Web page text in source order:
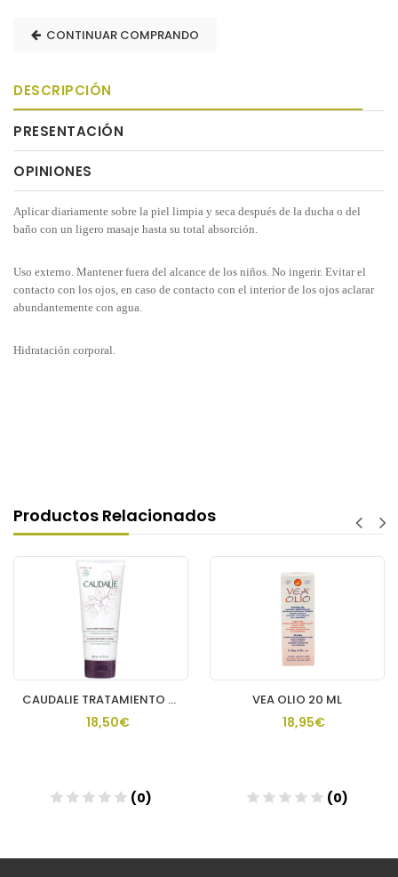
CONTINUAR COMPRANDO
DESCRIPCIÓN
PRESENTACIÓN
OPINIONES
Aplicar diariamente sobre la piel limpia y seca después de la ducha o del
baño con un ligero masaje hasta su total absorción.
Uso externo. Mantener fuera del alcance de los niños. No ingerir. Evitar el
contacto con los ojos, en caso de contacto con el interior de los ojos aclarar
abundantemente con agua.
Hidratación corporal.
Productos Relacionados
CAUDALIE TRATAMIENTO CORPORAL NUTR THE DES VIGNES
18,50€
(0)
VEA OLIO 20 ML
18,95€
(0)